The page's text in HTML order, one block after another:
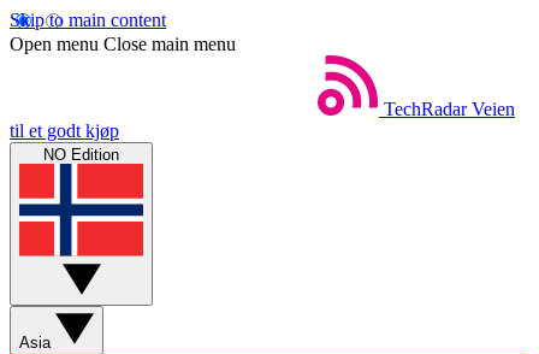
Skip to main content
Open menu Close main menu
TechRadar Veien
til et godt kjøp
NO Edition
Asia